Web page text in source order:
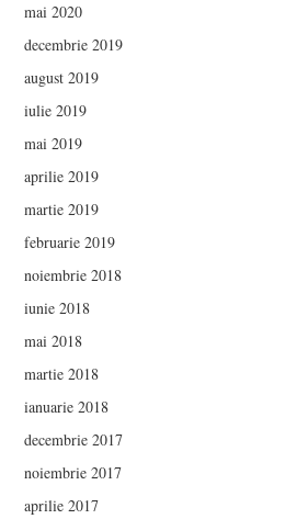
mai 2020
decembrie 2019
august 2019
iulie 2019
mai 2019
aprilie 2019
martie 2019
februarie 2019
noiembrie 2018
iunie 2018
mai 2018
martie 2018
ianuarie 2018
decembrie 2017
noiembrie 2017
aprilie 2017